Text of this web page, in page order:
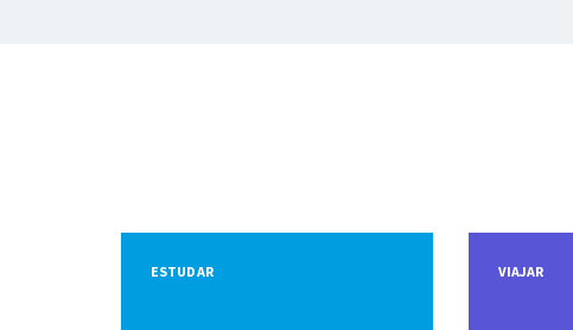
ESTUDAR VIAJAR